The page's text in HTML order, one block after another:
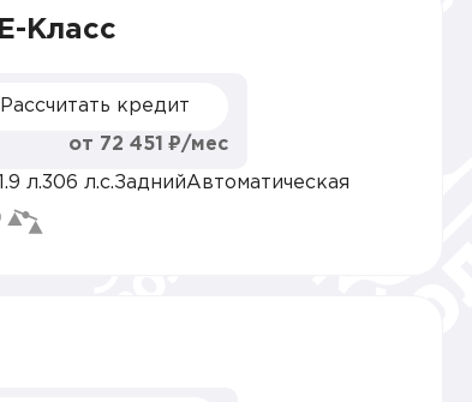
Класс
Рассчитать кредит
от 72 451 ₽/мес
1.9 л.306 л.с.ЗаднийАвтоматическая